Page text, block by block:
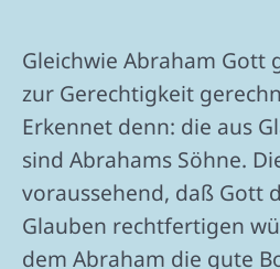
Gleichwie Abraham Gott
zur Gerechtigkeit
Erkennet denn: die aus
sind Abrahams Söhne.
voraussehend, daß Gott
Glauben rechtfertigen
dem Abraham die gute